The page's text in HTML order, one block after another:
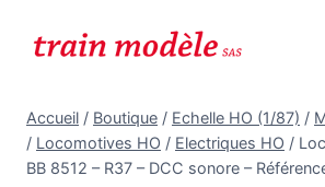
Accueil / Boutique / Echelle HO (1/87) /
/ Locomotives HO / Electriques HO /
BB 8512 – R37 – DCC sonore –